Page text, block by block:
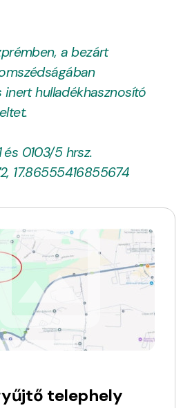
a bezárt
hulladékhasznosító
és 0103/5 hrsz.
17.86555416855674
telephely